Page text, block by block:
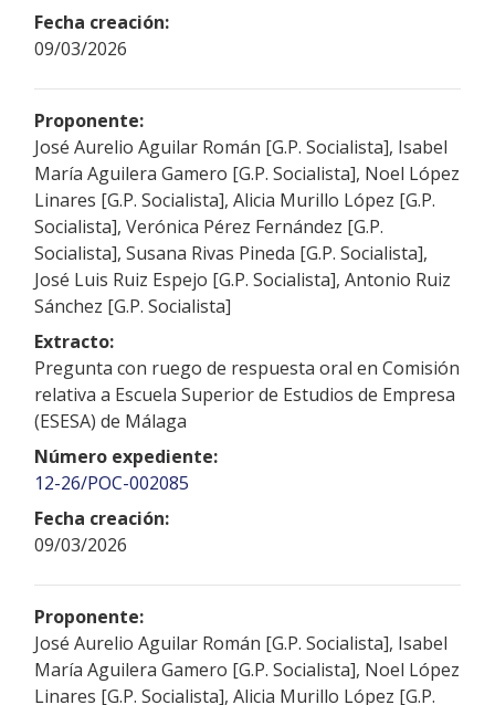
Fecha creación:
09/03/2026
Proponente:
José Aurelio Aguilar Román [G.P. Socialista], Isabel
María Aguilera Gamero [G.P. Socialista], Noel López
Linares [G.P. Socialista], Alicia Murillo López [G.P.
Socialista], Verónica Pérez Fernández [G.P.
Socialista], Susana Rivas Pineda [G.P. Socialista],
José Luis Ruiz Espejo [G.P. Socialista], Antonio Ruiz
Sánchez [G.P. Socialista]
Extracto:
Pregunta con ruego de respuesta oral en Comisión
relativa a Escuela Superior de Estudios de Empresa
(ESESA) de Málaga
Número expediente:
12-26/POC-002085
Fecha creación:
09/03/2026
Proponente:
José Aurelio Aguilar Román [G.P. Socialista], Isabel
María Aguilera Gamero [G.P. Socialista], Noel López
Linares [G.P. Socialista], Alicia Murillo López [G.P.